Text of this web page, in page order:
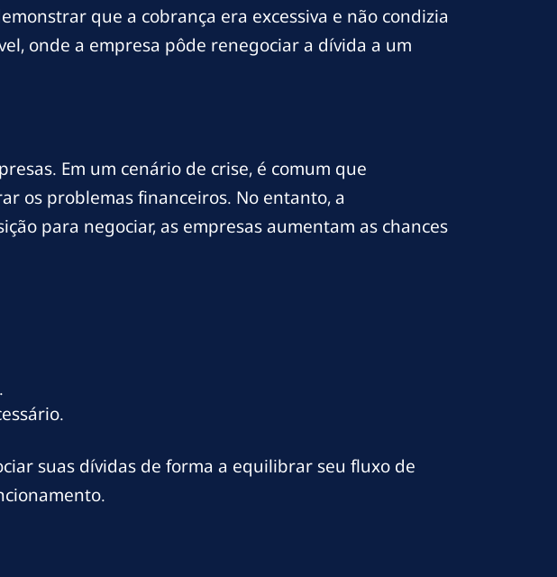
que a cobrança era excessiva e não condizia
onde a empresa pôde renegociar a dívida a um
Em um cenário de crise, é comum que
os problemas financeiros. No entanto, a
para negociar, as empresas aumentam as chances
suas dívidas de forma a equilibrar seu fluxo de